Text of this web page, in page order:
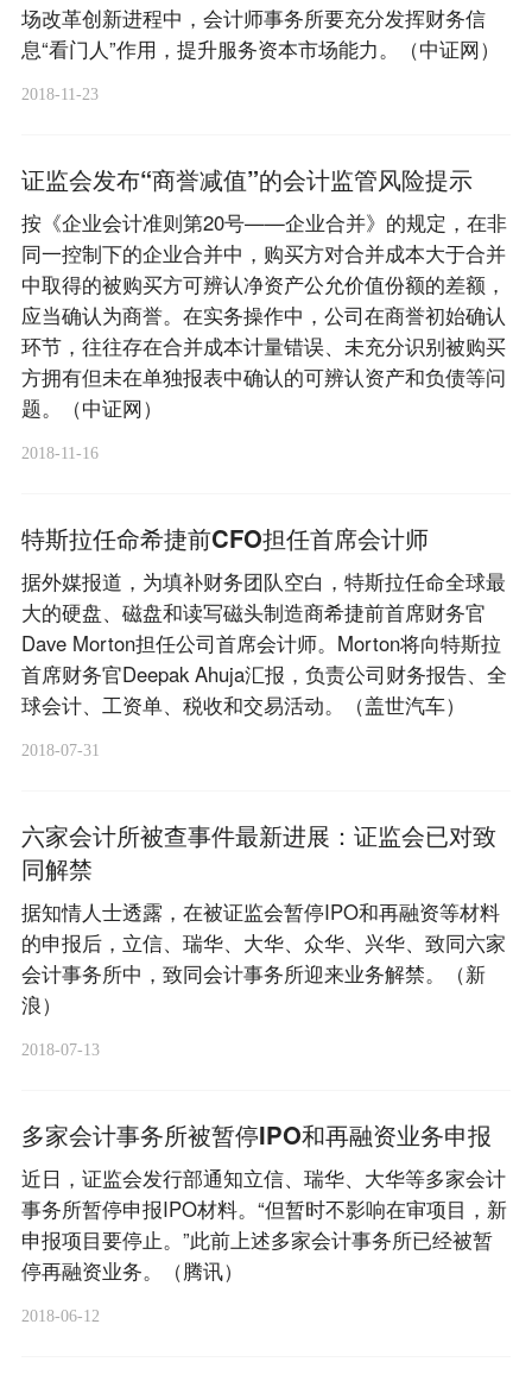
场改革创新进程中，会计师事务所要充分发挥财务信
息“看门人”作用，提升服务资本市场能力。（中证网）
2018-11-23
证监会发布“商誉减值”的会计监管风险提示
按《企业会计准则第20号——企业合并》的规定，在非
同一控制下的企业合并中，购买方对合并成本大于合并
中取得的被购买方可辨认净资产公允价值份额的差额，
应当确认为商誉。在实务操作中，公司在商誉初始确认
环节，往往存在合并成本计量错误、未充分识别被购买
方拥有但未在单独报表中确认的可辨认资产和负债等问
题。（中证网）
2018-11-16
特斯拉任命希捷前CFO担任首席会计师
据外媒报道，为填补财务团队空白，特斯拉任命全球最
大的硬盘、磁盘和读写磁头制造商希捷前首席财务官
Dave Morton担任公司首席会计师。Morton将向特斯拉
首席财务官Deepak Ahuja汇报，负责公司财务报告、全
球会计、工资单、税收和交易活动。（盖世汽车）
2018-07-31
六家会计所被查事件最新进展：证监会已对致
同解禁
据知情人士透露，在被证监会暂停IPO和再融资等材料
的申报后，立信、瑞华、大华、众华、兴华、致同六家
会计事务所中，致同会计事务所迎来业务解禁。（新
浪）
2018-07-13
多家会计事务所被暂停IPO和再融资业务申报
近日，证监会发行部通知立信、瑞华、大华等多家会计
事务所暂停申报IPO材料。“但暂时不影响在审项目，新
申报项目要停止。”此前上述多家会计事务所已经被暂
停再融资业务。（腾讯）
2018-06-12